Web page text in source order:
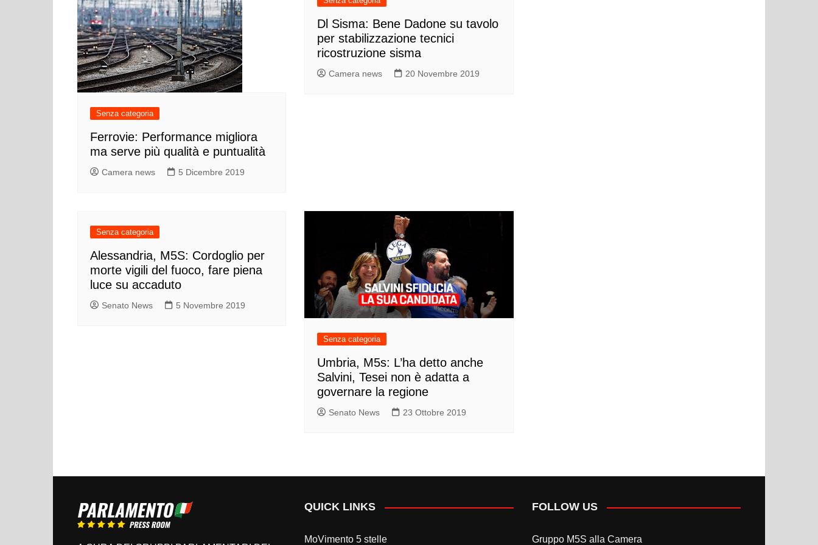
Senza categoria
Ferrovie: Performance migliora
ma serve più qualità e puntualità
Camera news 5 Dicembre 2019
Dl Sisma: Bene Dadone su tavolo
per stabilizzazione tecnici
ricostruzione sisma
Camera news 20 Novembre 2019
Senza categoria
Alessandria, M5S: Cordoglio per
morte vigili del fuoco, fare piena
luce su accaduto
Senato News 5 Novembre 2019
Senza categoria
Umbria, M5s: L’ha detto anche
Salvini, Tesei non è adatta a
governare la regione
Senato News 23 Ottobre 2019
QUICK LINKS
MoVimento 5 stelle
FOLLOW US
Gruppo M5S alla Camera